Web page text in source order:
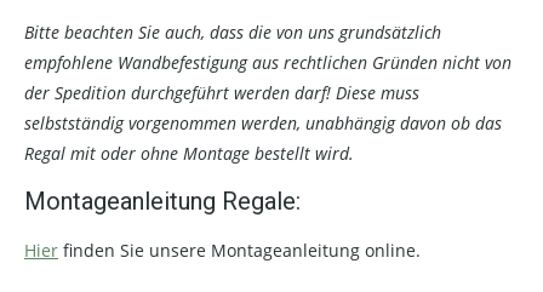
Bitte beachten Sie auch, dass die von uns grundsätzlich
empfohlene Wandbefestigung aus rechtlichen Gründen nicht von
der Spedition durchgeführt werden darf! Diese muss
selbstständig vorgenommen werden, unabhängig davon ob das
Regal mit oder ohne Montage bestellt wird.
Montageanleitung Regale:
Hier finden Sie unsere Montageanleitung online.